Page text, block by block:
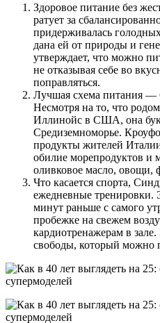
Здоровое питание без
ратует за
придерживалась
дана ей от природы и
утверждает, что можно
не отказывая себе во
поправляться.
Лучшая схема питания —
Несмотря на то, что
Иллинойс в США, она
Средиземноморье.
продукты жителей
обилие морепродуктов и
оливковое масло, овощи,
Что касается спорта,
ежедневные тренировки.
минут раньше с самого
пробежке на свежем
кардиотренажерам в
свободы, который можно